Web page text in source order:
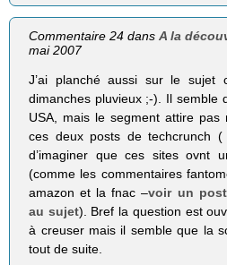
Commentaire 24 dansA la
mai 2007
J’ai planché aussi sur le sujet
dimanches pluvieux ;-). Il semble
USA, mais le segment attire pas
ces deux posts de techcrunch (
d’imaginer que ces sites ovnt
(comme les commentaires
amazon et la fnac –voir un post
au sujet). Bref la question est
à creuser mais il semble que la
tout de suite.